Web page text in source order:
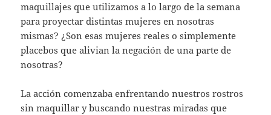
maquillajes que utilizamos a lo largo de la semana
para proyectar distintas mujeres en nosotras
mismas? ¿Son esas mujeres reales o simplemente
placebos que alivian la negación de una parte de
nosotras?
La acción comenzaba enfrentando nuestros rostros
sin maquillar y buscando nuestras miradas que